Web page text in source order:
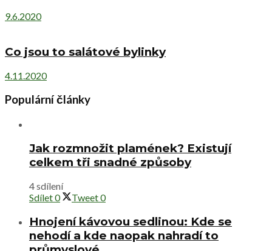
9.6.2020
Co jsou to salátové bylinky
4.11.2020
Populární články
Jak rozmnožit plamének? Existují
celkem tři snadné způsoby
4 sdílení
Sdílet0 Tweet0
Hnojení kávovou sedlinou: Kde se
nehodí a kde naopak nahradí to